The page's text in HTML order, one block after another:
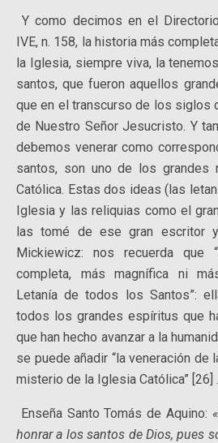
Y como decimos en el
IVE, n. 158, la historia más
la Iglesia, siempre viva, la
santos, que fueron aquellos
que en el transcurso de los siglos
de Nuestro Señor Jesucristo. Y
debemos venerar como
santos, son uno de los grandes
Católica. Estas dos ideas (las
Iglesia y las reliquias como el
las tomé de ese gran escritor
Mickiewicz: nos recuerda que
completa, más magnífica ni
Letanía de todos los Santos”:
todos los grandes espíritus que
que han hecho avanzar a la
se puede añadir “la veneración de
misterio de la Iglesia Católica” [26] .
Enseña Santo Tomás de Aquino:
honrar a los santos de Dios, pues